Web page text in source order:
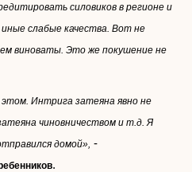
силовиков в регионе и
слабые качества. Вот не
виноваты. Это же покушение не
Интрига затеяна явно не
чиновничеством и т.д. Я
домой», -
.